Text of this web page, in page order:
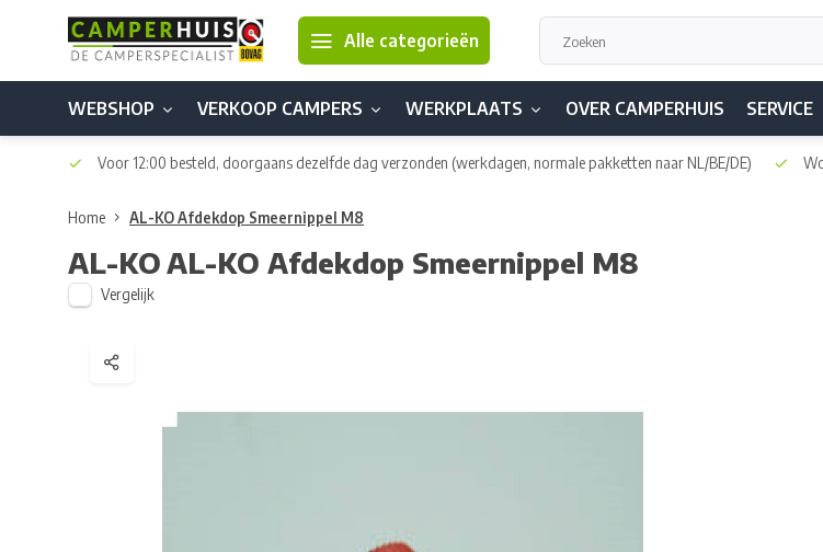
Alle categorieën
WEBSHOP VERKOOP CAMPERS WERKPLAATS OVER CAMPERHUIS SERVICE
Voor 12:00 besteld, doorgaans dezelfde dag verzonden (werkdagen, normale pakketten naar NL/BE/DE)
Home AL-KO Afdekdop Smeernippel M8
AL-KOAL-KO Afdekdop Smeernippel M8
Vergelijk